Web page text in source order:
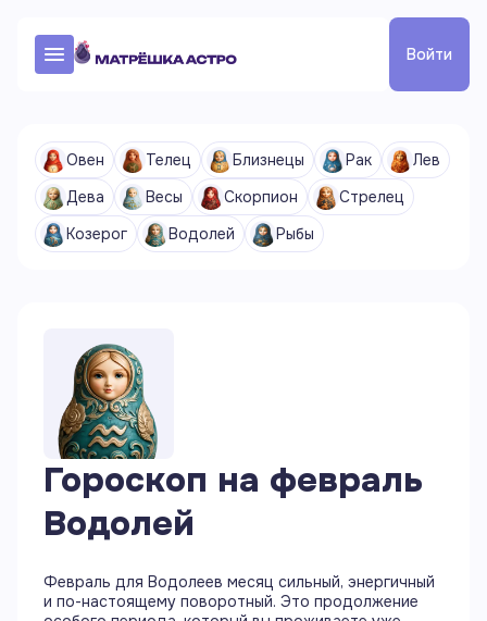
Войти
Овен Телец Близнецы Рак
Лев
Дева
Весы Скорпион
Стрелец
Козерог
Водолей Рыбы
Гороскоп на февраль
Водолей
Февраль для Водолеев месяц сильный, энергичный
и по-настоящему поворотный. Это продолжение